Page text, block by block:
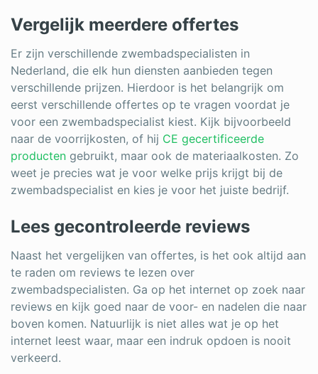
Vergelijk meerdere offertes
Er zijn verschillende zwembadspecialisten in
Nederland, die elk hun diensten aanbieden tegen
verschillende prijzen. Hierdoor is het belangrijk om
eerst verschillende offertes op te vragen voordat je
voor een zwembadspecialist kiest. Kijk bijvoorbeeld
naar de voorrijkosten, of hij CE gecertificeerde
producten gebruikt, maar ook de materiaalkosten. Zo
weet je precies wat je voor welke prijs krijgt bij de
zwembadspecialist en kies je voor het juiste bedrijf.
Lees gecontroleerde reviews
Naast het vergelijken van offertes, is het ook altijd aan
te raden om reviews te lezen over
zwembadspecialisten. Ga op het internet op zoek naar
reviews en kijk goed naar de voor- en nadelen die naar
boven komen. Natuurlijk is niet alles wat je op het
internet leest waar, maar een indruk opdoen is nooit
verkeerd.